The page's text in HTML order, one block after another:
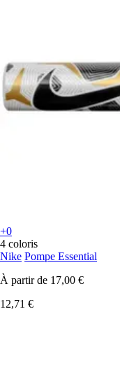
+0
4 coloris
Nike Pompe Essential
À partir de 17,00 €
12,71 €